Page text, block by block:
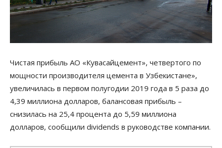
Чистая прибыль АО «Кувасайцемент», четвертого по
мощности производителя цемента в Узбекистане»,
увеличилась в первом полугодии 2019 года в 5 раза до
4,39 миллиона долларов, балансовая прибыль –
снизилась на 25,4 процента до 5,59 миллиона
долларов, сообщили dividends в руководстве компании.